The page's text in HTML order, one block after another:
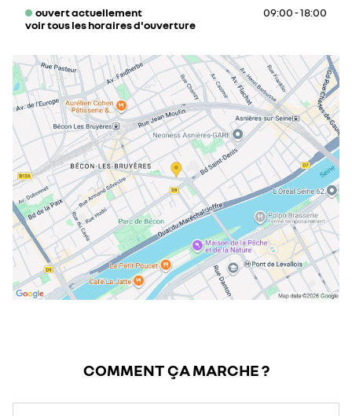
ouvert actuellement
09:00 - 18:00
voir tous les horaires d'ouverture
mardi
09:00 - 19:00
mercredi
09:00 - 19:00
jeudi
09:00 - 19:00
vendredi
09:00 - 19:00
samedi
09:00 - 18:00
dimanche
fermé
COMMENT ÇA MARCHE ?